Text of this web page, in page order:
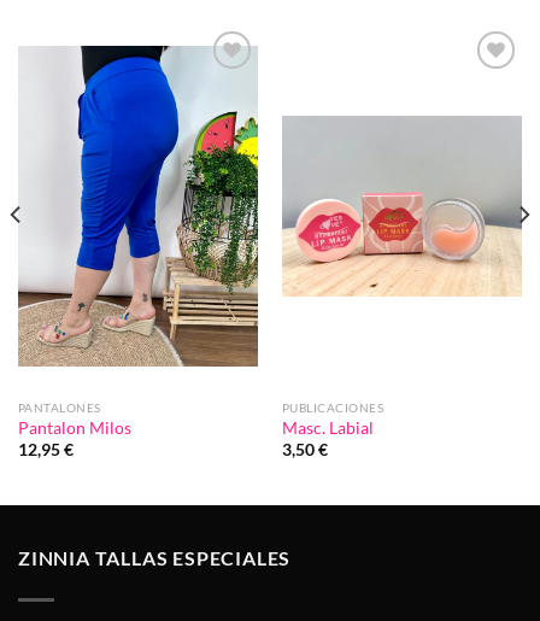
lista de
deseos
PANTALONES
Pantalon Milos
12,95€
lista de
PUBLICACIONES
Masc. Labial
3,50€
ZINNIA TALLAS ESPECIALES